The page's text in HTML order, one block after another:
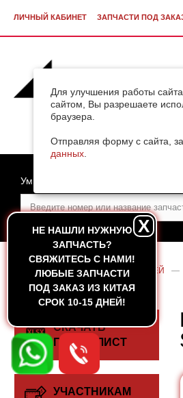
Для улучшения работы
сайтом, Вы разрешаете
браузера.
Отправляя форму с сайта,
данных
ЛИЧНЫЙ КАБИНЕТ ЗАПЧАСТИ ПОД
НЕ НАШЛИ НУЖНУЮ
ЗАПЧАСТЬ?
CВЯЖИТЕСЬ С НАМИ!
ЛЮБЫЕ ЗАПЧАСТИ
ПОД ЗАКАЗ ИЗ КИТАЯ
СРОК 10-15 ДНЕЙ!
X
Умный поиск
ГЛАВНАЯ — КАТАЛОГ ЗАПЧАСТЕЙ —
С6121
СКАЧАТЬ
ПРАЙС-ЛИСТ
УЧАСТНИКАМ